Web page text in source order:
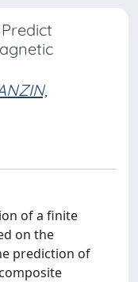
of a finite
on the
prediction of